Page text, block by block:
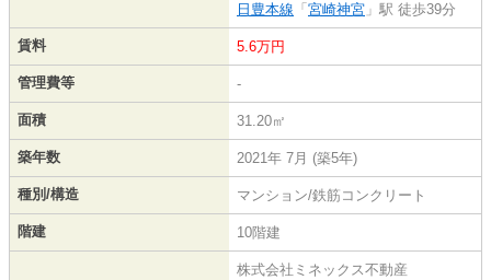
日豊本線 「 宮崎神宮 」駅 徒歩39分
賃料 5.6万円
管理費等 -
面積 31.20㎡
築年数 2021年 7月 (築5年)
種別/構造 マンション/鉄筋コンクリート
階建 10階建
株式会社ミネックス不動産